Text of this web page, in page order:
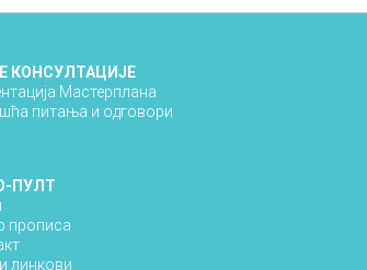
КОНСУЛТАЦИЈЕ
Мастерплана
питања и одговори
ПУЛТ
прописа
линкови